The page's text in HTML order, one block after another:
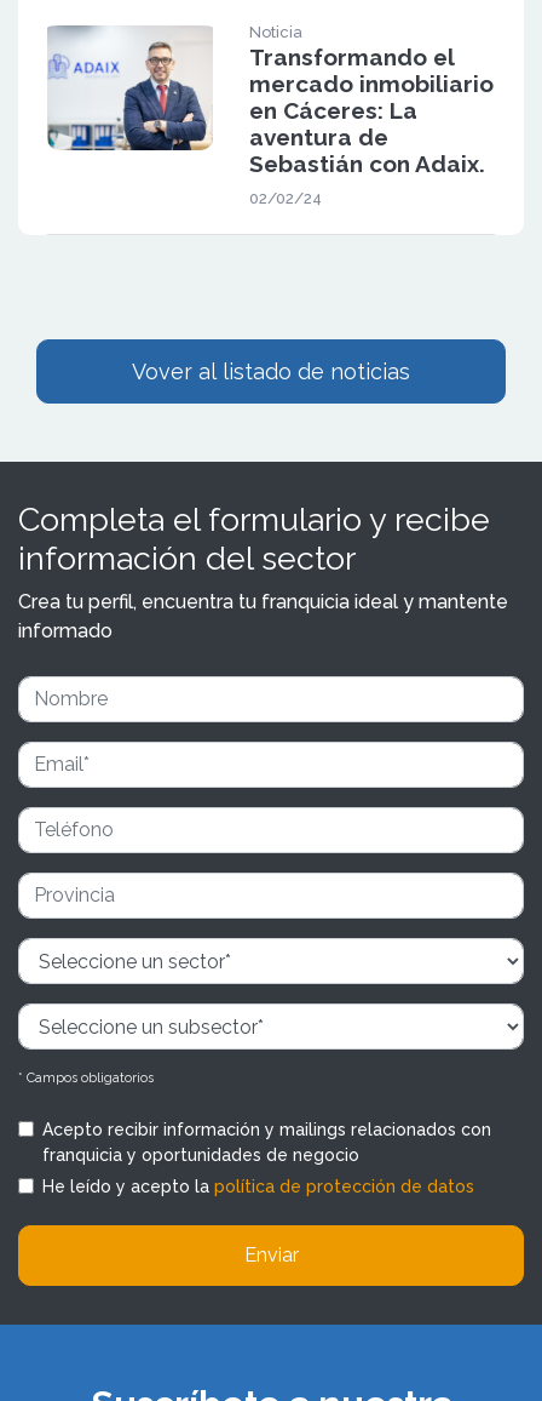
Noticia
Transformando el
mercado inmobiliario
en Cáceres: La
aventura de
Sebastián con Adaix.
02/02/24
Vover al listado de noticias
Completa el formulario y recibe
información del sector
Crea tu perfil, encuentra tu franquicia ideal y mantente
informado
* Campos obligatorios
Acepto recibir información y mailings relacionados con
franquicia y oportunidades de negocio
He leído y acepto la política de protección de datos
Enviar